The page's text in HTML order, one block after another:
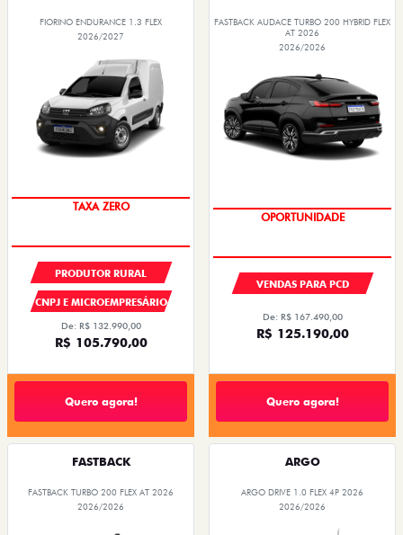
FIORINO ENDURANCE 1.3 FLEX
2026/2027
TAXA ZERO
PRODUTOR RURAL
CNPJ E MICROEMPRESÁRIO
De: R$ 132.990,00
R$ 105.790,00
Quero agora!
FASTBACK AUDACE TURBO 200 HYBRID FLEX
AT 2026
2026/2026
OPORTUNIDADE
VENDAS PARA PCD
De: R$ 167.490,00
R$ 125.190,00
Quero agora!
FASTBACK
FASTBACK TURBO 200 FLEX AT 2026
2026/2026
ARGO
ARGO DRIVE 1.0 FLEX 4P 2026
2026/2026